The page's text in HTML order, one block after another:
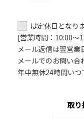
を講じます。
個人情報の開示につ
当社は、お客様が
当社は、お客様か
は定休日となり
[営業時間：10:00～
メール返信は翌営業
メールでのお問い合
年中無休24時間いつ
取り